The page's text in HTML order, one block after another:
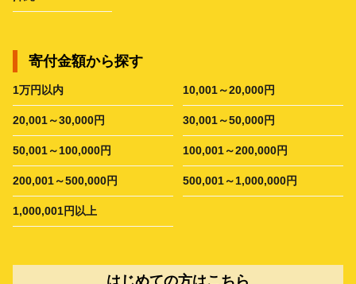
寄付金額から探す
1万円以内 10,001～20,000円
20,001～30,000円 30,001～50,000円
50,001～100,000円 100,001～200,000円
200,001～500,000円 500,001～1,000,000円
1,000,001円以上